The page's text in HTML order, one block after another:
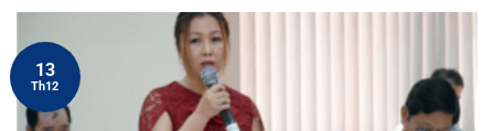
13
Th12